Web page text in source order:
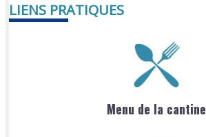
LIENS PRATIQUES
Menu de la cantine